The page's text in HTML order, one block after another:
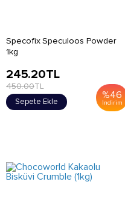
Specofix Speculoos Powder
1kg
%46
İndirim
245.20TL
450.00TL
Sepete Ekle